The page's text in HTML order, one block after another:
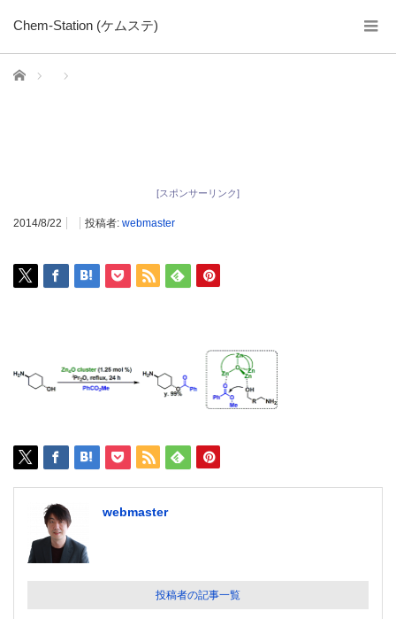
Chem-Station (ケムステ)
ホーム
[スポンサーリンク]
2014/8/22 投稿者: webmaster
webmaster
投稿者の記事一覧